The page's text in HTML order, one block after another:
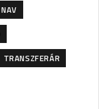
NAV
TRANSZFERÁR